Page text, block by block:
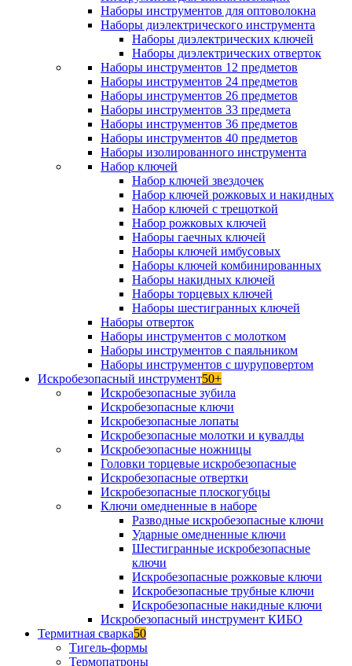
Наборы инструментов для оптоволокна
Наборы диэлектрического инструмента
Наборы диэлектрических ключей
Наборы диэлектрических отверток
Наборы инструментов 12 предметов
Наборы инструментов 24 предметов
Наборы инструментов 26 предметов
Наборы инструментов 33 предмета
Наборы инструментов 36 предметов
Наборы инструментов 40 предметов
Наборы изолированного инструмента
Набор ключей
Набор ключей звездочек
Набор ключей рожковых и накидных
Набор ключей с трещоткой
Набор рожковых ключей
Наборы гаечных ключей
Наборы ключей имбусовых
Наборы ключей комбинированных
Наборы накидных ключей
Наборы торцевых ключей
Наборы шестигранных ключей
Наборы отверток
Наборы инструментов с молотком
Наборы инструментов с паяльником
Наборы инструментов с шуруповертом
Искробезопасный инструмент50+
Искробезопасные зубила
Искробезопасные ключи
Искробезопасные лопаты
Искробезопасные молотки и кувалды
Искробезопасные ножницы
Головки торцевые искробезопасные
Искробезопасные отвертки
Искробезопасные плоскогубцы
Ключи омедненные в наборе
Разводные искробезопасные ключи
Ударные омедненные ключи
Шестигранные искробезопасные
ключи
Искробезопасные рожковые ключи
Искробезопасные трубные ключи
Искробезопасные накидные ключи
Искробезопасный инструмент КИБО
Термитная сварка50
Тигель-формы
Термопатроны